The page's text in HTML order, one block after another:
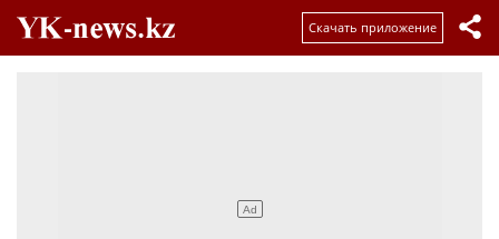
Скачать приложение